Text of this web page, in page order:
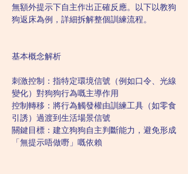
無額外提示下自主作出正確反應。以下以教狗
狗返床為例，詳細拆解整個訓練流程。
基本概念解析
刺激控制：指特定環境信號（例如口令、光線
變化）對狗狗行為嘅主導作用
控制轉移：將行為觸發權由訓練工具（如零食
引誘）過渡到生活場景信號
關鍵目標：建立狗狗自主判斷能力，避免形成
「無提示唔做嘢」嘅依賴